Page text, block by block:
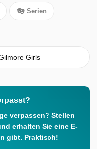
Serien
Girls
verpassen? Stellen
erhalten Sie eine E-
gibt. Praktisch!